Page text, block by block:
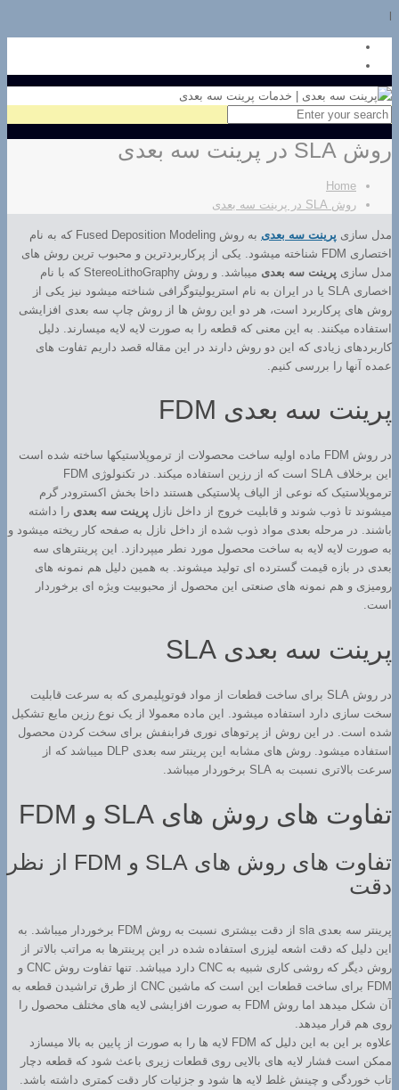
روش SLA در پرینت سه بعدی
Home
روش SLA در پرینت سه بعدی
مدل سازی پرینت سه بعدی
به روش Fused Deposition Modeling که به نام
اختصاری FDM شناخته میشود. یکی از پرکاربردترین و محبوب ترین روش های
مدل سازی پرینت سه بعدی
میباشد. و روش StereoLithoGraphy که با نام
اخصاری SLA یا در ایران به نام استریولیتوگرافی شناخته میشود نیز یکی از
روش های پرکاربرد است، هر دو این روش ها از روش چاپ سه بعدی افزایشی
استفاده میکنند. به این معنی که قطعه را به صورت لایه لایه میسارند. دلیل
کاربردهای زیادی که این دو روش دارند در این مقاله قصد داریم تفاوت های
عمده آنها را بررسی کنیم.
پرینت سه بعدی FDM
در روش FDM ماده اولیه ساخت محصولات از ترموپلاستیکها ساخته شده است
این برخلاف SLA است که از رزین استفاده میکند. در تکنولوژی FDM
ترموپلاستیک که نوعی از الیاف پلاستیکی هستند داخا بخش اکسترودر گرم
میشوند تا ذوب شوند و قابلیت خروج از داخل نازل پرینت سه بعدی را داشته
باشند. در مرحله بعدی مواد ذوب شده از داخل نازل به صفحه کار ریخته میشود و
به صورت لایه لایه به ساخت محصول مورد نطر میپردازد. این پرینترهای سه
بعدی در بازه قیمت گسترده ای تولید میشوند. به همین دلیل هم نمونه های
رومیزی و هم نمونه های صنعتی این محصول از محبوبیت ویژه ای برخوردار
است.
پرینت سه بعدی SLA
در روش SLA برای ساخت قطعات از مواد فوتوپلیمری که به سرعت قابلیت
سخت سازی دارد استفاده میشود. این ماده معمولا از یک نوع رزین مایع تشکیل
شده است. در این روش از پرتوهای نوری فرابنفش برای سخت کردن محصول
استفاده میشود. روش های مشابه این پرینتر سه بعدی DLP میباشد که از
سرعت بالاتری نسبت به SLA برخوردار میباشد.
تفاوت های روش های SLA و FDM
تفاوت های روش های SLA و FDM از نظر
دقت
پرینتر سه بعدی sla از دقت بیشتری نسبت به روش FDM برخوردار میباشد. به
این دلیل که دقت اشعه لیزری استفاده شده در این پرینترها به مراتب بالاتر از
روش دیگر که روشی کاری شبیه به CNC دارد میباشد. تنها تفاوت روش CNC و
FDM برای ساخت قطعات این است که ماشین CNC از طرق تراشیدن قطعه به
آن شکل میدهد اما روش FDM به صورت افزایشی لایه های مختلف محصول را
روی هم قرار میدهد.
علاوه بر این به این دلیل که FDM لایه ها را به صورت از پایین به بالا میسازد
ممکن است فشار لایه های بالایی روی قطعات زیری باعث شود که قطعه دچار
تاب خوردگی و چینش غلط لایه ها شود و جزئیات کار دقت کمتری داشته باشد.